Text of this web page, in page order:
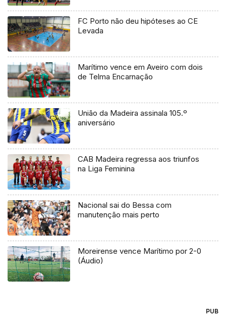
FC Porto não deu hipóteses ao CE
Levada
Marítimo vence em Aveiro com dois
de Telma Encarnação
União da Madeira assinala 105.º
aniversário
CAB Madeira regressa aos triunfos
na Liga Feminina
Nacional sai do Bessa com
manutenção mais perto
Moreirense vence Marítimo por 2-0
(Áudio)
PUB